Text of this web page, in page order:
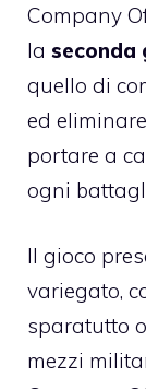
Company
la seconda
quello di
ed
portare a
ogni
Il gioco
variegato,
sparatutto
mezzi